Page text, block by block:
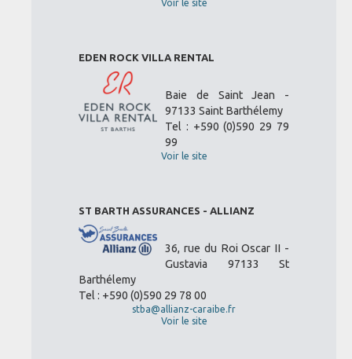
Voir le site
EDEN ROCK VILLA RENTAL
Baie de Saint Jean -
97133 Saint Barthélemy
Tel : +590 (0)590 29 79
99
Voir le site
ST BARTH ASSURANCES - ALLIANZ
36, rue du Roi Oscar II -
Gustavia 97133 St
Barthélemy
Tel : +590 (0)590 29 78 00
stba@allianz-caraibe.fr
Voir le site